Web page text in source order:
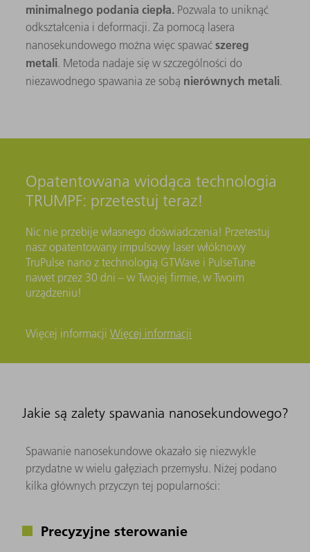
minimalnego podania ciepła. Pozwala to uniknąć
odkształcenia i deformacji. Za pomocą lasera
nanosekundowego można więc spawaćszereg
metali. Metoda nadaje się w szczególności do
niezawodnego spawania ze sobą nierównych metali.
Opatentowana wiodąca technologia
TRUMPF: przetestuj teraz!
Nic nie przebije własnego doświadczenia! Przetestuj
nasz opatentowany impulsowy laser włóknowy
TruPulse nano z technologią GTWave i PulseTune
nawet przez 30 dni – w Twojej firmie, w Twoim
urządzeniu!
Więcej informacjiWięcej informacji
Jakie są zalety spawania nanosekundowego?
Spawanie nanosekundowe okazało się niezwykle
przydatne w wielu gałęziach przemysłu. Niżej podano
kilka głównych przyczyn tej popularności:
Precyzyjne sterowanie